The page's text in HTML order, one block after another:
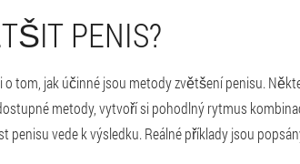
PENIS?
tom, jak účinné jsou metody zvětšení penisu.
metody, vytvoří si pohodlný rytmus
penisu vede k výsledku. Reálné příklady jsou